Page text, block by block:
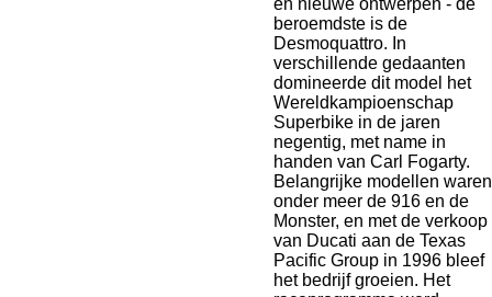
en nieuwe ontwerpen - de
beroemdste is de
Desmoquattro. In
verschillende gedaanten
domineerde dit model het
Wereldkampioenschap
Superbike in de jaren
negentig, met name in
handen van Carl Fogarty.
Belangrijke modellen waren
onder meer de 916 en de
Monster, en met de verkoop
van Ducati aan de Texas
Pacific Group in 1996 bleef
het bedrijf groeien. Het